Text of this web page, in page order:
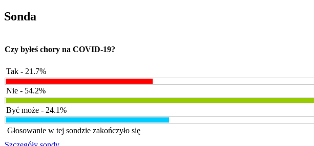
Sonda
Czy byłeś chory na COVID-19?
Tak - 21.7%
Nie - 54.2%
Być może - 24.1%
Głosowanie w tej sondzie zakończyło się